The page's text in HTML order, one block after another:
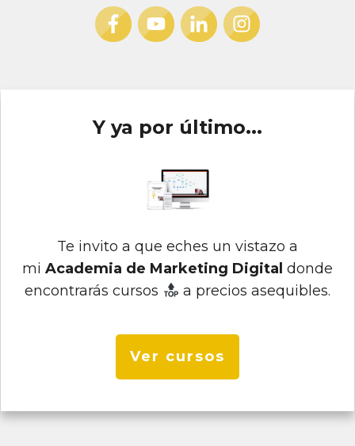
Y ya por último...
Te invito a que eches un vistazo a
mi Academia de Marketing Digital donde
encontrarás cursos
a precios asequibles.
Ver cursos